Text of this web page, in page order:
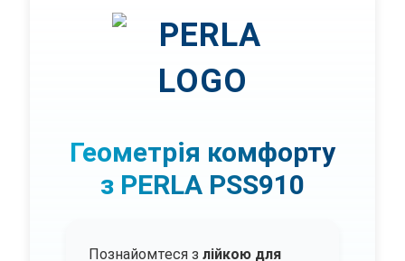
Геометрія комфорту
з PERLA PSS910
Познайомтеся з лійкою для